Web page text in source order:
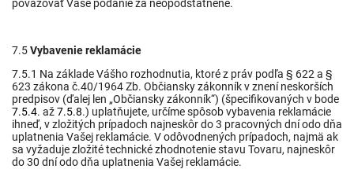
považovať Vaše podanie za neopodstatnené.
7.5Vybavenie reklamácie
7.5.1 Na základe Vášho rozhodnutia, ktoré z práv podľa § 622 a §
623 zákona č.40/1964 Zb. Občiansky zákonník v znení neskorších
predpisov (ďalej len „Občiansky zákonník“) (špecifikovaných v bode
7.5.4. až7.5.8.) uplatňujete, určíme spôsob vybavenia reklamácie
ihneď, v zložitých prípadoch najneskôr do 3 pracovných dní odo dňa
uplatnenia Vašej reklamácie. V odôvodnených prípadoch, najmä ak
sa vyžaduje zložité technické zhodnotenie stavu Tovaru, najneskôr
do 30 dní odo dňa uplatnenia Vašej reklamácie.